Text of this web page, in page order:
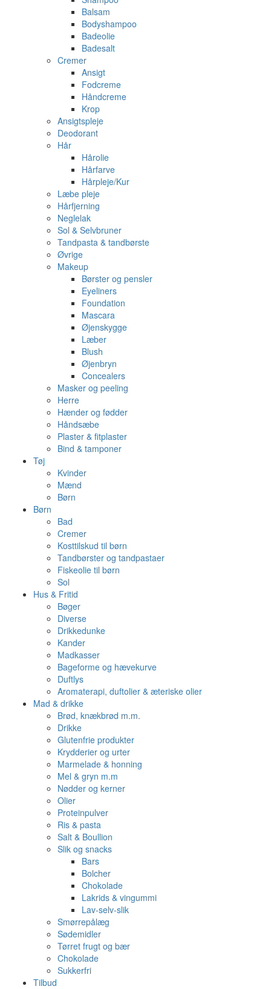
Balsam
Bodyshampoo
Badeolie
Badesalt
Cremer
Ansigt
Fodcreme
Håndcreme
Krop
Ansigtspleje
Deodorant
Hår
Hårolie
Hårfarve
Hårpleje/Kur
Læbe pleje
Hårfjerning
Neglelak
Sol & Selvbruner
Tandpasta & tandbørste
Øvrige
Makeup
Børster og pensler
Eyeliners
Foundation
Mascara
Øjenskygge
Læber
Blush
Øjenbryn
Concealers
Masker og peeling
Herre
Hænder og fødder
Håndsæbe
Plaster & fitplaster
Bind & tamponer
Tøj
Kvinder
Mænd
Børn
Børn
Bad
Cremer
Kosttilskud til børn
Tandbørster og tandpastaer
Fiskeolie til børn
Sol
Hus & Fritid
Bøger
Diverse
Drikkedunke
Kander
Madkasser
Bageforme og hævekurve
Duftlys
Aromaterapi, duftolier & æteriske olier
Mad & drikke
Brød, knækbrød m.m.
Drikke
Glutenfrie produkter
Krydderier og urter
Marmelade & honning
Mel & gryn m.m
Nødder og kerner
Olier
Proteinpulver
Ris & pasta
Salt & Boullion
Slik og snacks
Bars
Bolcher
Chokolade
Lakrids & vingummi
Lav-selv-slik
Smørrepålæg
Sødemidler
Tørret frugt og bær
Chokolade
Sukkerfri
Tilbud